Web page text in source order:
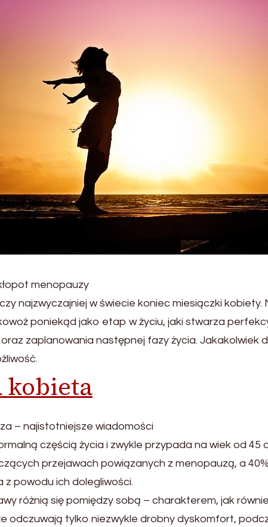
menopauzy
najzwyczajniej w świecie koniec miesiączki kobiety.
poniekąd jako etap w życiu, jaki stwarza
zaplanowania następnej fazy życia. Jakakolwiek
kobieta
– najistotniejsze wiadomości
częścią życia i zwykle przypada na wiek od 45
przejawach powiązanych z menopauzą, a
powodu ich dolegliwości.
różnią się pomiędzy sobą – charakterem, jak
odczuwają tylko niezwykle drobny dyskomfort,